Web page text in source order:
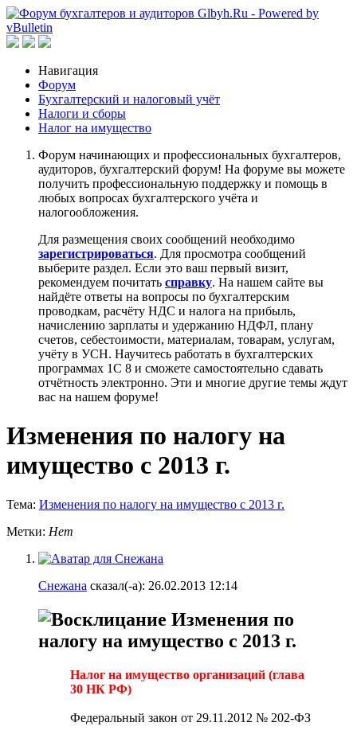
Навигация
Форум
Бухгалтерский и налоговый учёт
Налоги и сборы
Налог на имущество
Форум начинающих и профессиональных бухгалтеров,
аудиторов, бухгалтерский форум! На форуме вы можете
получить профессиональную поддержку и помощь в
любых вопросах бухгалтерского учёта и
налогообложения.
Для размещения своих сообщений необходимо
зарегистрироваться. Для просмотра сообщений
выберите раздел. Если это ваш первый визит,
рекомендуем почитать справку. На нашем сайте вы
найдёте ответы на вопросы по бухгалтерским
проводкам, расчёту НДС и налога на прибыль,
начислению зарплаты и удержанию НДФЛ, плану
счетов, себестоимости, материалам, товарам, услугам,
учёту в УСН. Научитесь работать в бухгалтерских
программах 1С 8 и сможете самостоятельно сдавать
отчётность электронно. Эти и многие другие темы ждут
вас на нашем форуме!
Изменения по налогу на
имущество с 2013 г.
Тема: Изменения по налогу на имущество с 2013 г.
Метки: Нет
Снежана сказал(-а): 26.02.2013 12:14
Изменения по
налогу на имущество с 2013 г.
Налог на имущество организаций (глава
30 НК РФ)
Федеральный закон от 29.11.2012 № 202-ФЗ